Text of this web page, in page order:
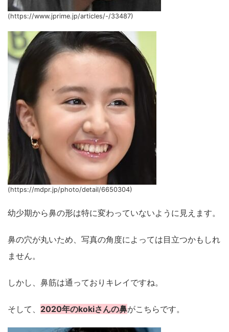
(https://www.jprime.jp/articles/-/33487)
(https://mdpr.jp/photo/detail/6650304)
幼少期から鼻の形は特に変わっていないように見えます。
鼻の穴が丸いため、写真の角度によっては目立つかもしれ
ません。
しかし、鼻筋は通っておりキレイですね。
そして、 2020年のkokiさんの鼻がこちらです。